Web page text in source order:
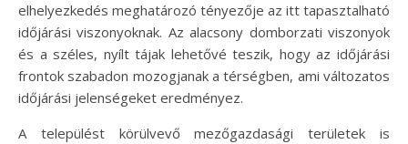
elhelyezkedés meghatározó tényezője az itt tapasztalható
időjárási viszonyoknak. Az alacsony domborzati viszonyok
és a széles, nyílt tájak lehetővé teszik, hogy az időjárási
frontok szabadon mozogjanak a térségben, ami változatos
időjárási jelenségeket eredményez.
A települést körülvevő mezőgazdasági területek is